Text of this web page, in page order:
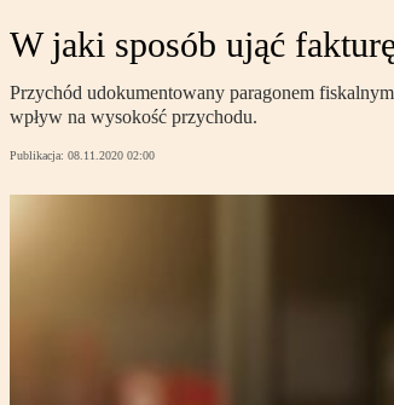
W jaki sposób ująć
Przychód udokumentowany paragonem
wpływ na wysokość przychodu.
Publikacja: 08.11.2020 02:00